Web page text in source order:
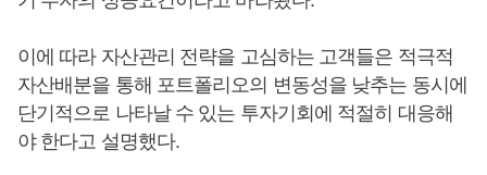
이에 따라 자산관리 전략을 고심하는 고객들은 적극적
자산배분을 통해 포트폴리오의 변동성을 낮추는 동시에
단기적으로 나타날 수 있는 투자기회에 적절히 대응해
야 한다고 설명했다.